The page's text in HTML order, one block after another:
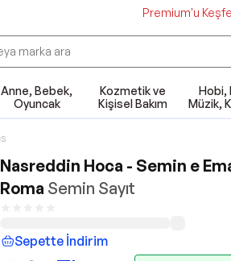
Premium'u
Anne, Bebek,
Oyuncak
Kozmetik ve
Kişisel Bakım
Hobi,
Müzik,
Nasreddin Hoca - Semin e
Roma Semin Sayıt
Sepette İndirim